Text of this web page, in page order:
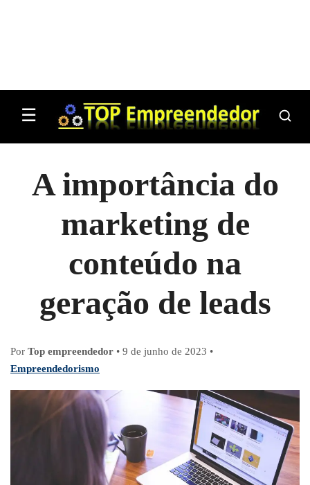
☰
A importância do
marketing de
conteúdo na
geração de leads
Por Top empreendedor • 9 de junho de 2023 •
Empreendedorismo